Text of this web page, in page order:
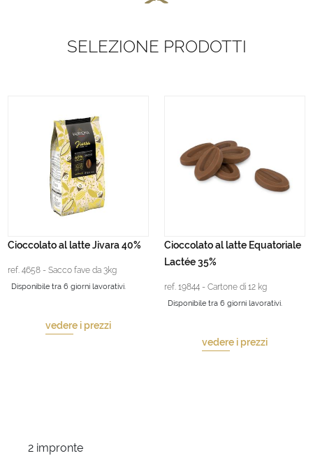
SELEZIONE PRODOTTI
Cioccolato al latte Jivara 40%
ref. 4658 - Sacco fave da 3kg
Disponibile tra 6 giorni lavorativi.
vedere i prezzi
Cioccolato al latte Equatoriale
Lactée 35%
ref. 19844 - Cartone di 12 kg
Disponibile tra 6 giorni lavorativi.
vedere i prezzi
2 impronte